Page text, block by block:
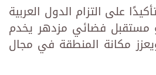
على التزام الدول العربية
مستقبل فضائي مزدهر يخدم
مكانة المنطقة في مجال